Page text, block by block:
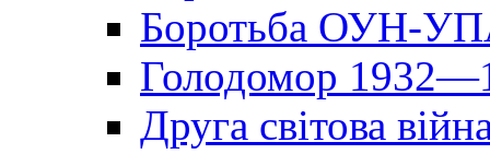
Боротьба ОУН-УПА
Голодомор
Друга світова